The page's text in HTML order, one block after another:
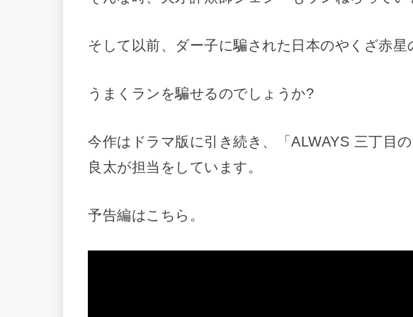
そして以前、ダー子に騙された日本のやくざ赤星
うまくランを騙せるのでしょうか?
今作はドラマ版に引き続き、「ALWAYS 三丁目
良太が担当をしています。
予告編はこちら。